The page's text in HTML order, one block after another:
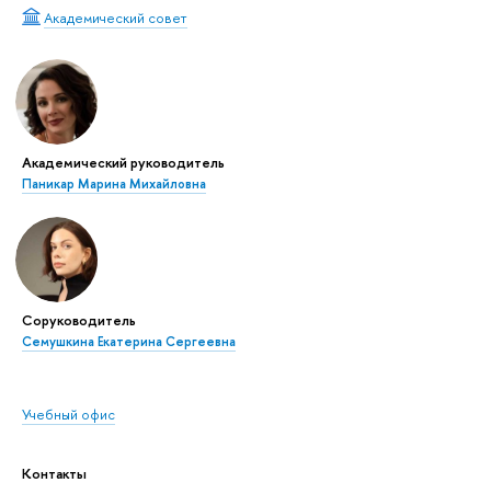
Академический совет
Академический руководитель
Паникар Марина Михайловна
Соруководитель
Семушкина Екатерина Сергеевна
Учебный офис
Контакты